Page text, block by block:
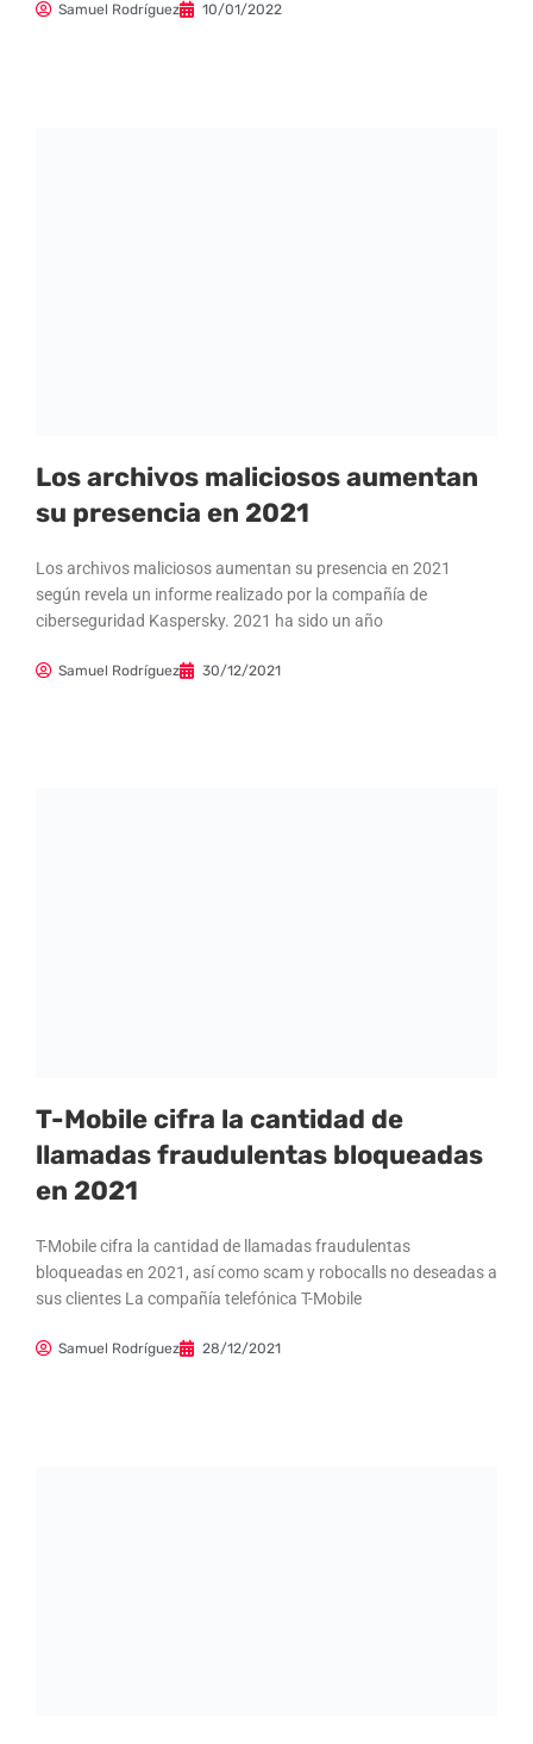
Samuel Rodríguez 10/01/2022
Los archivos maliciosos aumentan
su presencia en 2021
Los archivos maliciosos aumentan su presencia en 2021
según revela un informe realizado por la compañía de
ciberseguridad Kaspersky. 2021 ha sido un año
Samuel Rodríguez 30/12/2021
T-Mobile cifra la cantidad de
llamadas fraudulentas bloqueadas
en 2021
T-Mobile cifra la cantidad de llamadas fraudulentas
bloqueadas en 2021, así como scam y robocalls no deseadas a
sus clientes La compañía telefónica T-Mobile
Samuel Rodríguez 28/12/2021